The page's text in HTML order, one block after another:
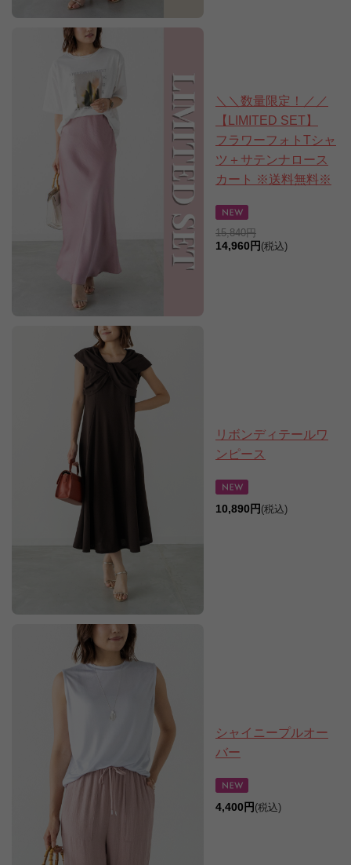
＼＼数量限定！／／
【LIMITED SET】
フラワーフォトTシャ
ツ＋サテンナロース
カート ※送料無料※
15,840円
14,960円 (税込)
リボンディテールワ
ンピース
10,890円 (税込)
シャイニープルオー
バー
4,400円 (税込)